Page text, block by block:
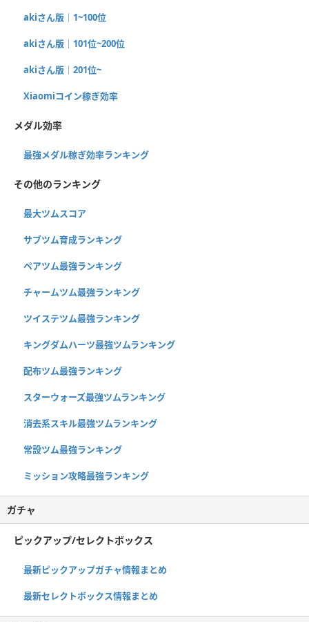
akiさん版｜1~100位
akiさん版｜101位~200位
akiさん版｜201位~
Xiaomiコイン稼ぎ効率
メダル効率
最強メダル稼ぎ効率ランキング
その他のランキング
最大ツムスコア
サブツム育成ランキング
ペアツム最強ランキング
チャームツム最強ランキング
ツイステツム最強ランキング
キングダムハーツ最強ツムランキング
配布ツム最強ランキング
スターウォーズ最強ツムランキング
消去系スキル最強ツムランキング
常設ツム最強ランキング
ミッション攻略最強ランキング
ガチャ
ピックアップ/セレクトボックス
最新ピックアップガチャ情報まとめ
最新セレクトボックス情報まとめ